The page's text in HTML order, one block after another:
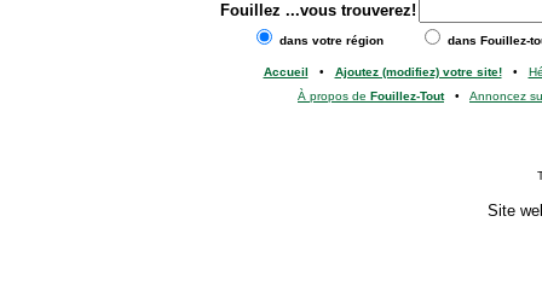
Fouillez ...vous trouverez!
dans votre région dans Fouillez-
Accueil • Ajoutez (modifiez) votre site!•
À propos de Fouillez-Tout• Annoncez
Site